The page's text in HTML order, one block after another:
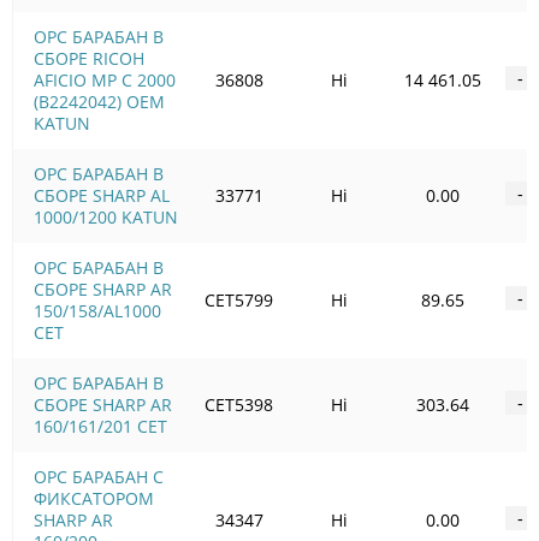
OPC БАРАБАН В
СБОРЕ RICOH
AFICIO MP C 2000
(B2242042) OEM
KATUN
OPC БАРАБАН В
СБОРЕ SHARP AL
1000/1200 KATUN
OPC БАРАБАН В
СБОРЕ SHARP AR
150/158/AL1000
CET
OPC БАРАБАН В
СБОРЕ SHARP AR
160/161/201 CET
OPC БАРАБАН С
ФИКСАТОРОМ
SHARP AR
36808 Ні 14 461.05 -
33771 Ні 0.00 -
CET5799 Ні 89.65 -
CET5398 Ні 303.64 -
34347 Ні 0.00 -